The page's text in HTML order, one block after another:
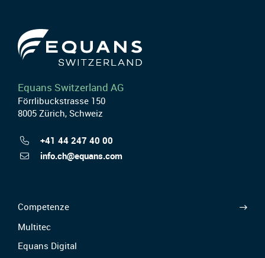
Equans Switzerland AG
Förrlibuckstrasse 150
8005 Zürich, Schweiz
+41 44 247 40 00
info.ch@equans.com
Competenze
Multitec
Equans Digital